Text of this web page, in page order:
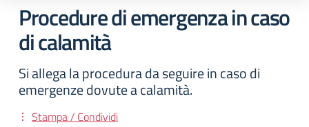
Procedure di emergenza in caso
di calamità
Si allega la procedura da seguire in caso di
emergenze dovute a calamità.
Stampa / Condividi